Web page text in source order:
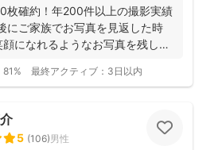
枚確約！年200件以上の撮影実績
にご家族でお写真を見返した時
になれるようなお写真を残し
81% 最終アクティブ： 3日以内
5 (106)男性